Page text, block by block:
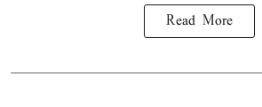
Read More